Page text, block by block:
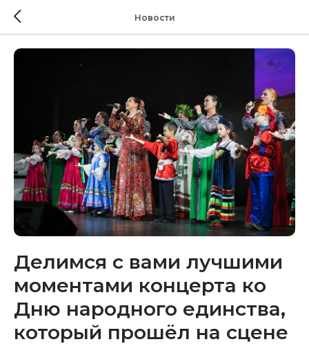
Новости
Делимся с вами лучшими
моментами концерта ко
Дню народного единства,
который прошёл на сцене